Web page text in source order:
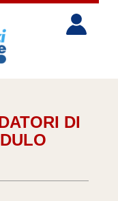
DI